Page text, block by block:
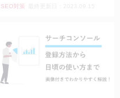
SEO対策